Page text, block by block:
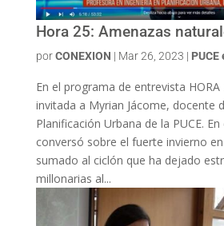
Hora 25: Amenazas
porCONEXION | Mar 26, 2023 |
En el programa de entrevista
invitada a Myrian Jácome, docente
Planificación Urbana de la PUCE.
conversó sobre el fuerte invierno
sumado al ciclón que ha dejado
millonarias al...